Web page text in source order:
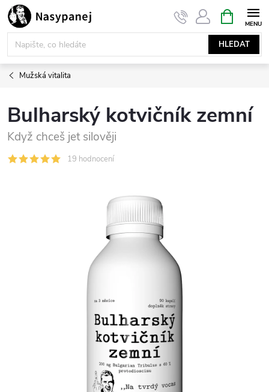
Přejít
na
obsah
HLEDAT
NÁKUPNÍ
KOŠÍK
Mužská vitalita
Bulharský kotvičník zemní
Když chceš jet silověji
19 hodnocení